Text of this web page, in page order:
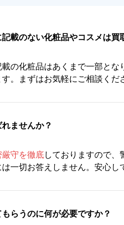
載のない化粧品やコスメは買
の化粧品はあくまで一部とな
。まずはお気軽にご相談くだ
ませんか？
守を徹底しておりますので、
一切お答えしません。安心し
らうのに何が必要ですか？